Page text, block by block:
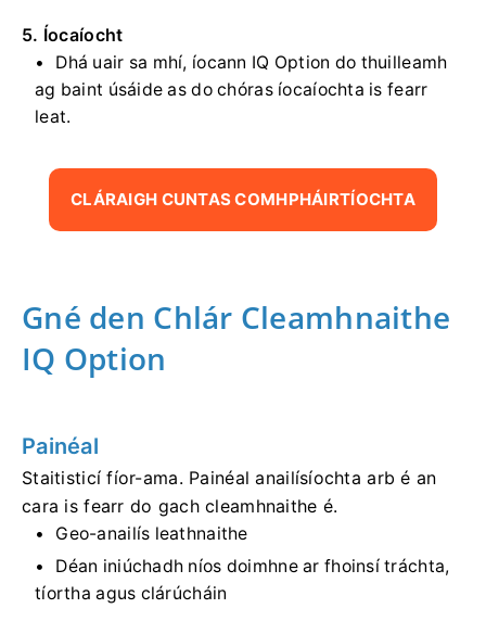
5. Íocaíocht
Dhá uair sa mhí, íocann IQ Option do thuilleamh
ag baint úsáide as do chóras íocaíochta is fearr
leat.
CLÁRAIGH CUNTAS COMHPHÁIRTÍOCHTA
Gné den Chlár Cleamhnaithe
IQ Option
Painéal
Staitisticí fíor-ama. Painéal anailísíochta arb é an
cara is fearr do gach cleamhnaithe é.
Geo-anailís leathnaithe
Déan iniúchadh níos doimhne ar fhoinsí tráchta,
tíortha agus clárúcháin